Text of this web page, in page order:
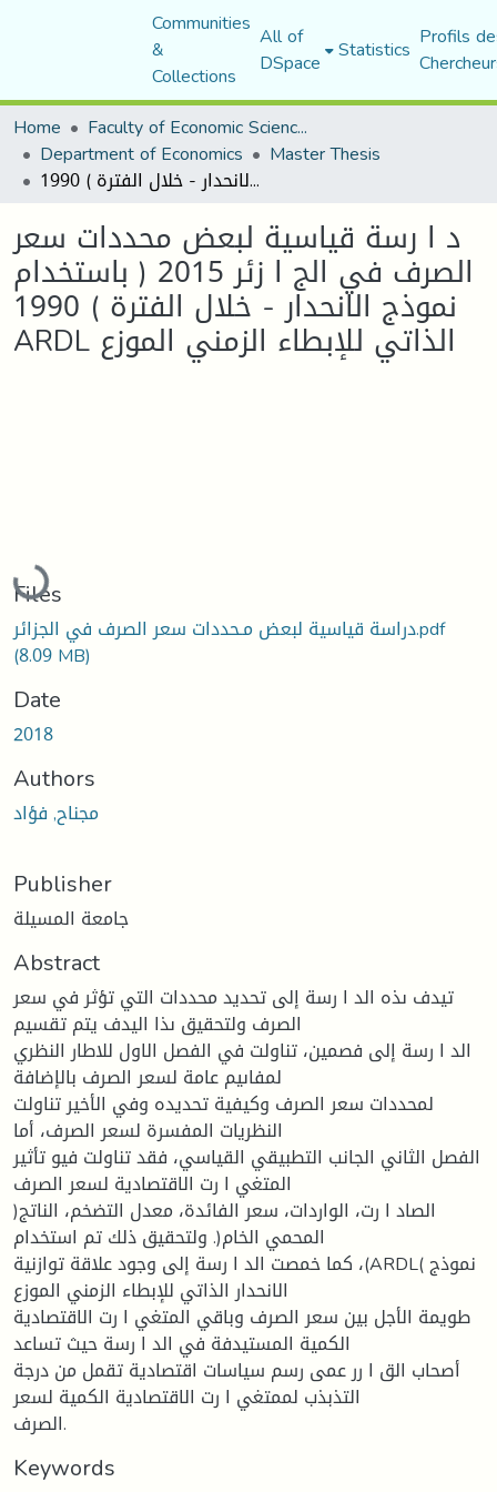
Communities
&
Collections
All of
DSpace Statistics Profils
Home
Faculty of Economic Sciences, Commerce and Management Sciences
Department of Economics Master Thesis
د ا رسة قياسية لبعض محددات سعر الصرف في الج ا زئر 2015 ( باستخدام نموذج الانحدار - خلال الفترة ) 1990 ARDL الذاتي للإبطاء الزمني الموزع
د ا رسة قياسية لبعض محددات سعر
الصرف في الج ا زئر 2015 ( باستخدام
نموذج الانحدار - خلال الفترة ) 1990
ARDL الذاتي للإبطاء الزمني الموزع
Loading...
Files
دراسة قياسية لبعض مـحددات سعر الصرف في الجزائر.pdf
(8.09 MB)
Date
2018
Authors
مجناح, فؤاد
Publisher
جامعة المسيلة
Abstract
تيدف ىذه الد ا رسة إلى تحديد محددات التي تؤثر في سعر
الصرف ولتحقيق ىذا اليدف يتم تقسيم
الد ا رسة إلى فصمين، تناولت في الفصل الاول للاطار النظري
لمفاىيم عامة لسعر الصرف بالإضافة
لمحددات سعر الصرف وكيفية تحديده وفي الأخير تناولت
النظريات المفسرة لسعر الصرف، أما
الفصل الثاني الجانب التطبيقي القياسي، فقد تناولت فيو تأثير
المتغي ا رت الاقتصادية لسعر الصرف
)الصاد ا رت، الواردات، سعر الفائدة، معدل التضخم، الناتج
المحمي الخام(. ولتحقيق ذلك تم استخدام
كما خمصت الد ا رسة إلى وجود علاقة توازنية ،(ARDL( نموذج
الانحدار الذاتي للإبطاء الزمني الموزع
طويمة الأجل بين سعر الصرف وباقي المتغي ا رت الاقتصادية
الكمية المستيدفة في الد ا رسة حيث تساعد
أصحاب الق ا رر عمى رسم سياسات اقتصادية تقمل من درجة
التذبذب لممتغي ا رت الاقتصادية الكمية لسعر
الصرف.
Keywords